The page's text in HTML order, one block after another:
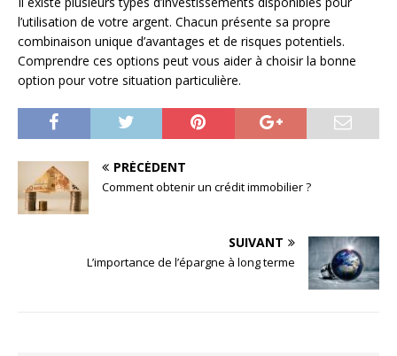
l’utilisation de votre argent. Chacun présente sa propre
combinaison unique d’avantages et de risques potentiels.
Comprendre ces options peut vous aider à choisir la bonne
option pour votre situation particulière.
PRÉCÉDENT
Comment obtenir un crédit immobilier ?
SUIVANT
L’importance de l’épargne à long terme